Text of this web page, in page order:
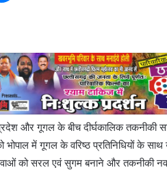
और गूगल के बीच दीर्घकालिक तकनीकी
में गूगल के वरिष्ठ प्रतिनिधियों के
को सरल एवं सुगम बनाने और तकनीकी